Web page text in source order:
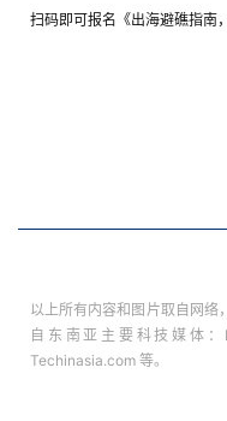
扫码即可报名《出海避礁指南
以上所有内容和图片取自网络
自东南亚主要科技媒体：
Techinasia.com 等。